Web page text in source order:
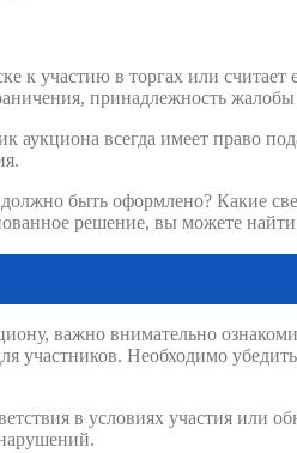
к участию в торгах или
принадлежность
всегда имеет право
быть оформлено? Какие
решение, вы можете
важно внимательно
участников. Необходимо
в условиях участия или